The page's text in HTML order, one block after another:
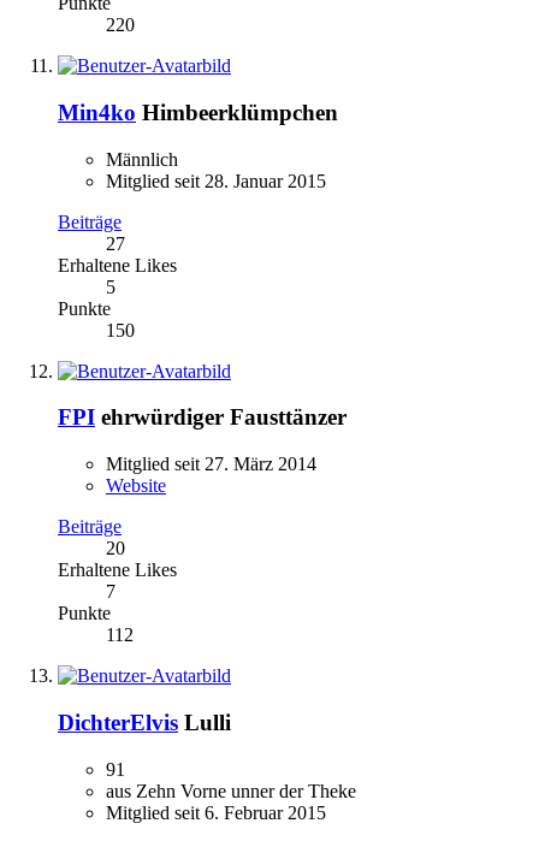
220
Min4ko Himbeerklümpchen
Männlich
Mitglied seit 28. Januar 2015
Beiträge
27
Erhaltene Likes
5
Punkte
150
FPI ehrwürdiger Fausttänzer
Mitglied seit 27. März 2014
Website
Beiträge
20
Erhaltene Likes
7
Punkte
112
DichterElvis Lulli
91
aus Zehn Vorne unner der Theke
Mitglied seit 6. Februar 2015